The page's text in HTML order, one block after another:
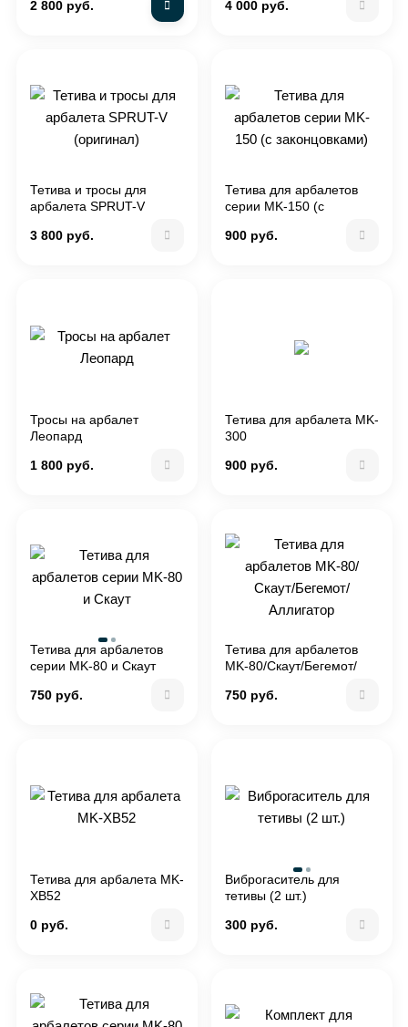
2 800 руб. 4 000 руб.
Тетива и тросы для
арбалета SPRUT-V
3 800 руб.
Тетива для арбалетов
серии MK-150 (с
900 руб.
Тросы на арбалет
Леопард
1 800 руб.
Тетива для арбалета MK-
300
900 руб.
Тетива для арбалетов
серии MK-80 и Скаут
750 руб.
Тетива для арбалетов
MK-80/Скаут/Бегемот/
750 руб.
Тетива для арбалета MK-
XB52
0 руб.
Виброгаситель для
тетивы (2 шт.)
300 руб.